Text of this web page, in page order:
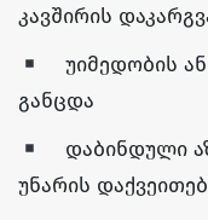
კავშირის
უიმედობის
განცდა
დაბინდული
უნარის